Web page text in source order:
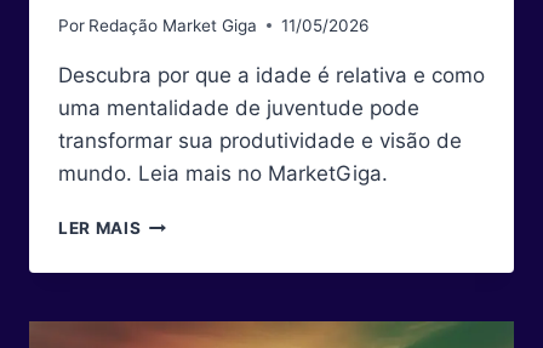
Por Redação Market Giga 11/05/2026
Descubra por que a idade é relativa e como
uma mentalidade de juventude pode
transformar sua produtividade e visão de
mundo. Leia mais no MarketGiga.
LER MAIS
É
PONTO